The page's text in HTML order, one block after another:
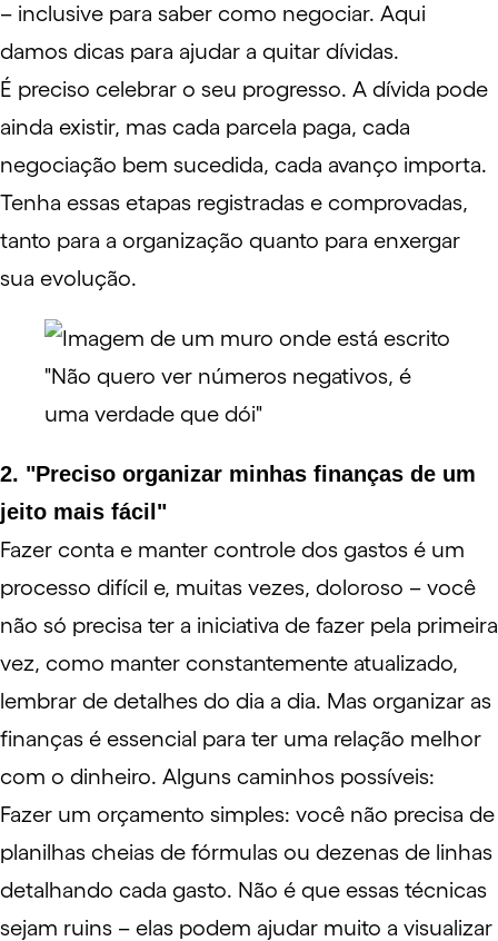
– inclusive para saber como negociar. Aqui
damos dicas para ajudar a quitar dívidas.
É preciso celebrar o seu progresso. A dívida pode
ainda existir, mas cada parcela paga, cada
negociação bem sucedida, cada avanço importa.
Tenha essas etapas registradas e comprovadas,
tanto para a organização quanto para enxergar
sua evolução.
2. "Preciso organizar minhas finanças de um
jeito mais fácil"
Fazer conta e manter controle dos gastos é um
processo difícil e, muitas vezes, doloroso – você
não só precisa ter a iniciativa de fazer pela primeira
vez, como manter constantemente atualizado,
lembrar de detalhes do dia a dia. Mas organizar as
finanças é essencial para ter uma relação melhor
com o dinheiro. Alguns caminhos possíveis:
Fazer um orçamento simples: você não precisa de
planilhas cheias de fórmulas ou dezenas de linhas
detalhando cada gasto. Não é que essas técnicas
sejam ruins – elas podem ajudar muito a visualizar